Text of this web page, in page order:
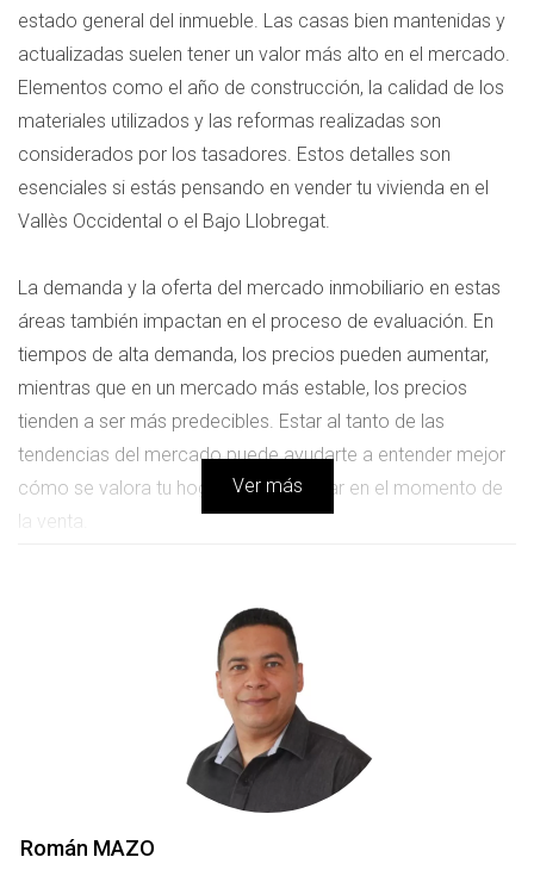
estado general del inmueble. Las casas bien mantenidas y
actualizadas suelen tener un valor más alto en el mercado.
Elementos como el año de construcción, la calidad de los
materiales utilizados y las reformas realizadas son
considerados por los tasadores. Estos detalles son
esenciales si estás pensando en vender tu vivienda en el
Vallès Occidental o el Bajo Llobregat.
La demanda y la oferta del mercado inmobiliario en estas
áreas también impactan en el proceso de evaluación. En
tiempos de alta demanda, los precios pueden aumentar,
mientras que en un mercado más estable, los precios
tienden a ser más predecibles. Estar al tanto de las
tendencias del mercado puede ayudarte a entender mejor
cómo se valora tu hogar y qué esperar en el momento de
la venta.
Agente Inmobiliario. Este experto podrá ofrecerte una
evaluación imparcial y basada en datos concretos sobre tu
propiedad en el Vallès Occidental o el Bajo Llobregat.
También, considerar un tasador puede proporcionarte
consejos sobre cómo mejorar el valor de tu hogar, si es
En conclusión, la evaluación de propiedades en el Vallès
Ver más
Román MAZO